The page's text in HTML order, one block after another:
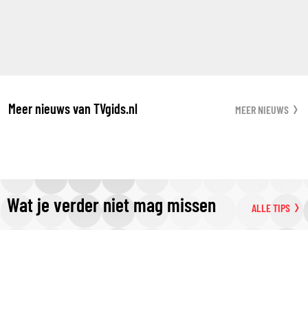
Meer nieuws van TVgids.nl MEER NIEUWS
Wat je verder niet mag missen ALLE TIPS